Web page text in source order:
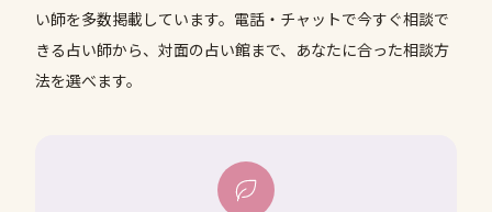
い師を多数掲載しています。電話・チャットで今すぐ相談で
きる占い師から、対面の占い館まで、あなたに合った相談方
法を選べます。